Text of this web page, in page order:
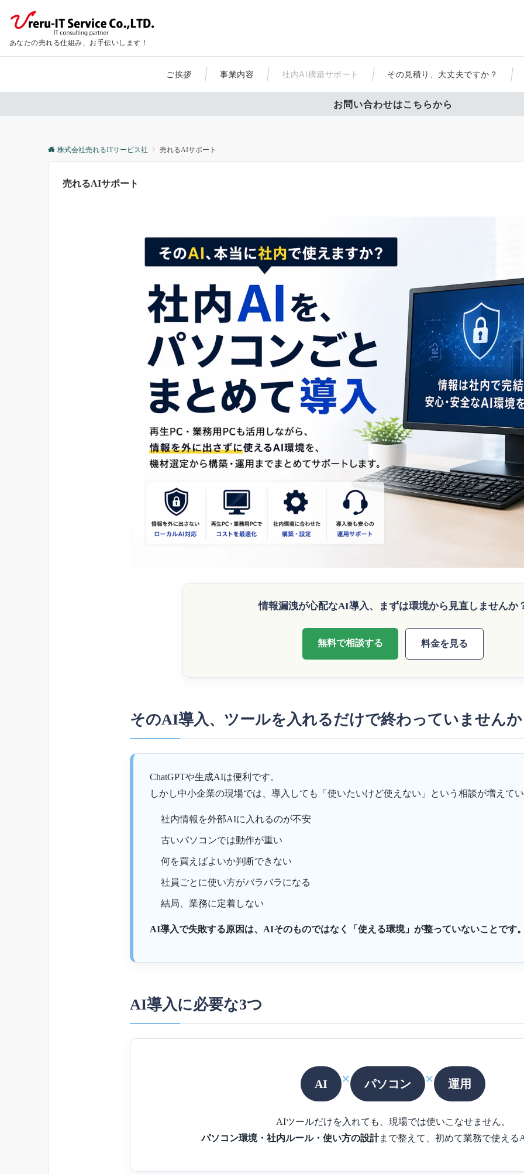
あなたの売れる仕組み、お手伝いします！
ご挨拶 事業内容 社内AI構築サポート その見積り、大丈夫ですか？
お問い合わせはこちらから
株式会社売れるITサービス社 売れるAIサポート
売れるAIサポート
情報漏洩が心配なAI導入、まずは環境から見直しませんか
無料で相談する 料金を見る
そのAI導入、ツールを入れるだけで終わっていません
ChatGPTや生成AIは便利です。
しかし中小企業の現場では、導入しても「使いたいけど使えない」という相談が増えて
社内情報を外部AIに入れるのが不安
古いパソコンでは動作が重い
何を買えばよいか判断できない
社員ごとに使い方がバラバラになる
結局、業務に定着しない
AI導入で失敗する原因は、AIそのものではなく「使える環境」が整っていないことです
AI導入に必要な3つ
AI × パソコン × 運用
AIツールだけを入れても、現場では使いこなせません。
パソコン環境・社内ルール・使い方の設計まで整えて、初めて業務で使える